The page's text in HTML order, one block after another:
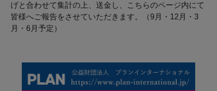
げと合わせて集計の上、送金し、こちらのページ内にて
皆様へご報告をさせていただきます。（9月・12月・3
月・6月予定）